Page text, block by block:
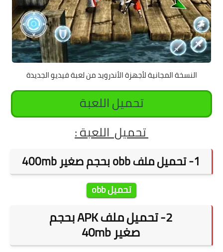
النسخة المجانية لأجهزة الأندرويد من لعبة فيديو الجديدة
تحميل اللعبة
تحميل اللعبة :
1- تحميل ملف obb بحجم صغير 400 mb
تحميل obb
2- تحميل ملف APK بحجم
صغير40mb